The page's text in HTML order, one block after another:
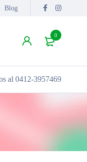
Blog
0
al 0412-3957469